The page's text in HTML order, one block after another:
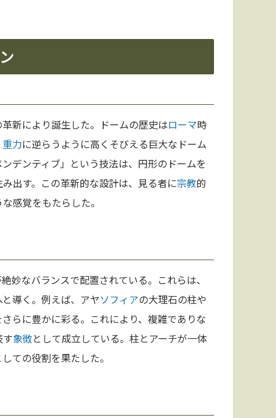
革新により誕生した。ドームの歴史はローマ時
重力に逆らうように高くそびえる巨大なドーム
デンティブ」という技法は、円形のドームを
出す。この革新的な設計は、見る者に宗教的
感覚をもたらした。
妙なバランスで配置されている。これらは、
導く。例えば、アヤソフィアの大理石の柱や
らに豊かに彩る。これにより、複雑でありな
す象徴として成立している。柱とアーチが一体
ての役割を果たした。